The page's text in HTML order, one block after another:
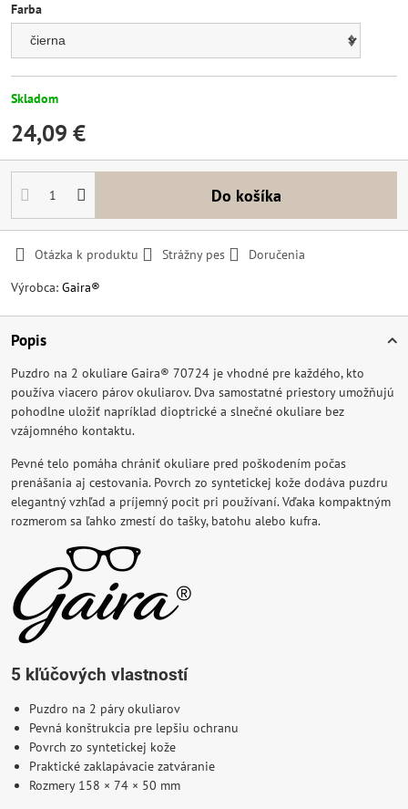
Farba
Skladom
24,09 €
Do košíka
Otázka k produktu Strážny pes
Doručenia
Výrobca: Gaira®
Popis
Puzdro na 2 okuliare Gaira® 70724 je vhodné pre každého, kto
používa viacero párov okuliarov. Dva samostatné priestory umožňujú
pohodlne uložiť napríklad dioptrické a slnečné okuliare bez
vzájomného kontaktu.
Pevné telo pomáha chrániť okuliare pred poškodením počas
prenášania aj cestovania. Povrch zo syntetickej kože dodáva puzdru
elegantný vzhľad a príjemný pocit pri používaní. Vďaka kompaktným
rozmerom sa ľahko zmestí do tašky, batohu alebo kufra.
5 kľúčových vlastností
Puzdro na 2 páry okuliarov
Pevná konštrukcia pre lepšiu ochranu
Povrch zo syntetickej kože
Praktické zaklapávacie zatváranie
Rozmery 158 × 74 × 50 mm